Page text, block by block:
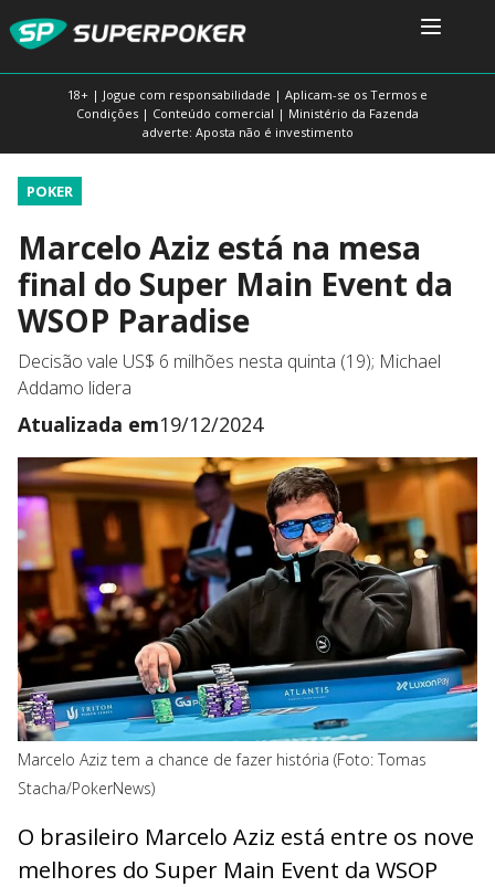
18+ | Jogue com responsabilidade | Aplicam-se os Termos e
Condições | Conteúdo comercial | Ministério da Fazenda
adverte: Aposta não é investimento
POKER
Marcelo Aziz está na mesa
final do Super Main Event da
WSOP Paradise
Decisão vale US$ 6 milhões nesta quinta (19); Michael
Addamo lidera
Atualizada em19/12/2024
Marcelo Aziz tem a chance de fazer história (Foto: Tomas
Stacha/PokerNews)
O brasileiro Marcelo Aziz está entre os nove
melhores do Super Main Event da WSOP